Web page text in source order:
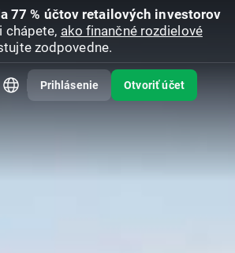
77 % účtov retailových investorov
chápete, ako finančné rozdielové
zodpovedne.
Prihlásenie Otvoriť účet